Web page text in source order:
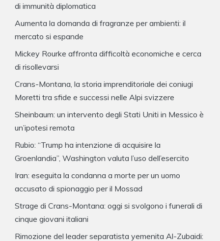
di immunità diplomatica
Aumenta la domanda di fragranze per ambienti: il
mercato si espande
Mickey Rourke affronta difficoltà economiche e cerca
di risollevarsi
Crans-Montana, la storia imprenditoriale dei coniugi
Moretti tra sfide e successi nelle Alpi svizzere
Sheinbaum: un intervento degli Stati Uniti in Messico è
un’ipotesi remota
Rubio: “Trump ha intenzione di acquisire la
Groenlandia”, Washington valuta l’uso dell’esercito
Iran: eseguita la condanna a morte per un uomo
accusato di spionaggio per il Mossad
Strage di Crans-Montana: oggi si svolgono i funerali di
cinque giovani italiani
Rimozione del leader separatista yemenita Al-Zubaidi: